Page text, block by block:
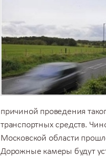
причиной проведения
транспортных средств.
Московской области
Дорожные камеры будут